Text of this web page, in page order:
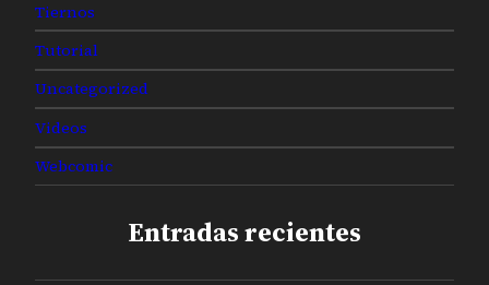
Tiernos
Tutorial
Uncategorized
Videos
Webcomic
Entradas recientes